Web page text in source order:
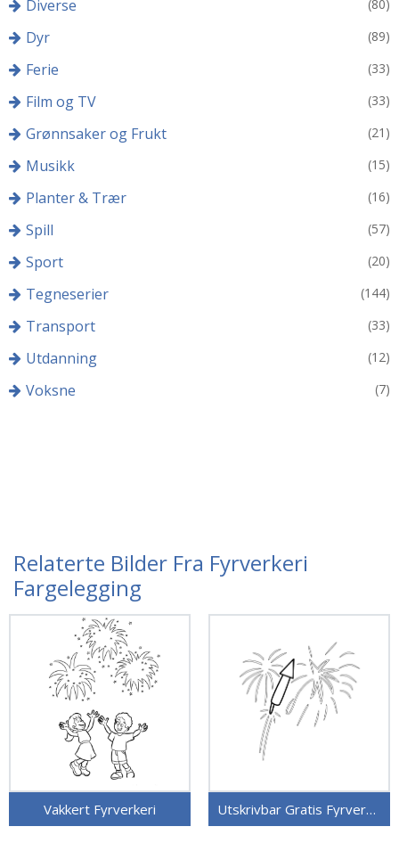
Diverse (80)
Dyr (89)
Ferie (33)
Film og TV (33)
Grønnsaker og Frukt (21)
Musikk (15)
Planter & Trær (16)
Spill (57)
Sport (20)
Tegneserier (144)
Transport (33)
Utdanning (12)
Voksne (7)
Relaterte Bilder Fra Fyrverkeri
Fargelegging
Vakkert Fyrverkeri Utskrivbar Gratis Fyrverkeri